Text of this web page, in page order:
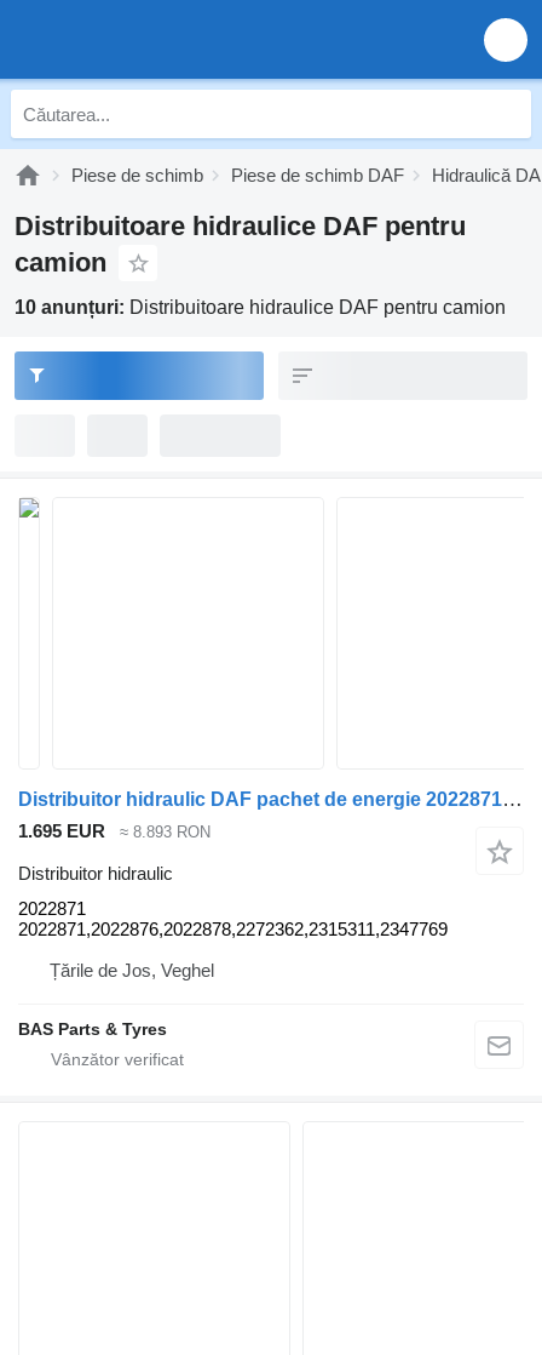
Piese de schimb Piese de schimb DAF Hidraulică
Distribuitoare hidraulice DAF pentru
camion
10 anunțuri: Distribuitoare hidraulice DAF pentru camion
Distribuitor hidraulic DAF pachet de energie 2022871 pentru camion DAF
1.695 EUR ≈ 8.893 RON
Distribuitor hidraulic
2022871
2022871,2022876,2022878,2272362,2315311,2347769
Țările de Jos, Veghel
BAS Parts & Tyres